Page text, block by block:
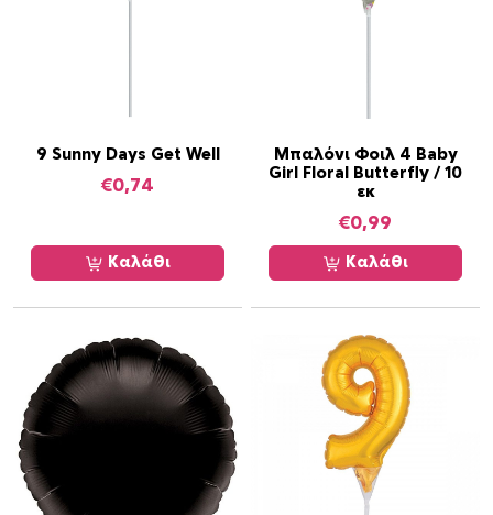
9 Sunny Days Get Well
€0,74
Καλάθι
Μπαλόνι Φοιλ 4 Baby
Girl Floral Butterfly / 10
εκ
€0,99
Καλάθι